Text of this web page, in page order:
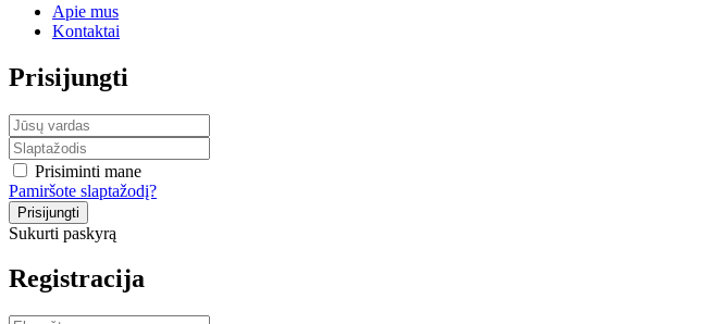
Apie mus
Kontaktai
Prisijungti
Prisiminti mane
Pamiršote slaptažodį?
Sukurti paskyrą
Registracija